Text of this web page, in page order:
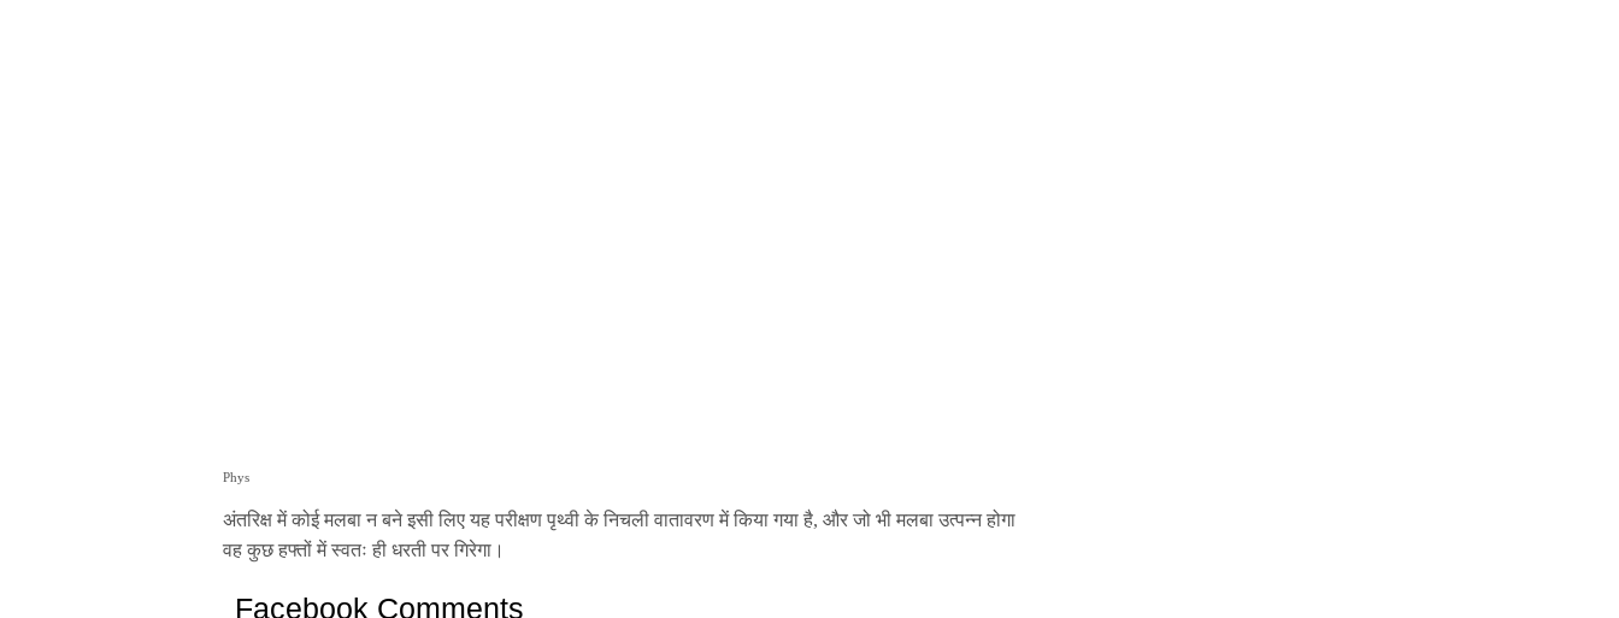
Phys
अंतरिक्ष में कोई मलबा न बने इसी लिए यह परीक्षण पृथ्वी के निचली वातावरण में किया गया है, और जो भी मलबा उत्पन्न होगा
वह कुछ हफ्तों में स्वतः ही धरती पर गिरेगा।
Facebook Comments